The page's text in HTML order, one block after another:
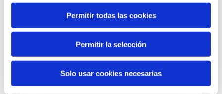
Permitir todas las cookies
Permitir la selección
Solo usar cookies necesarias
Weine mit Goldmedaille
Weißweine
La Viña – La Font de la Figuera (Valencia)